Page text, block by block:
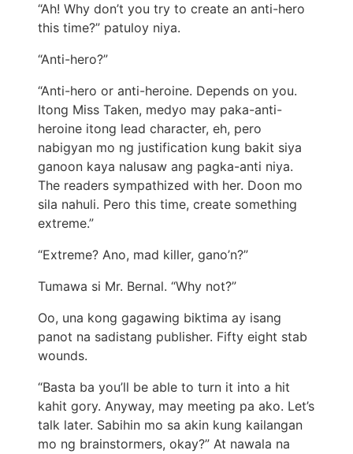
“Ah! Why don’t you try to create an anti-hero
this time?” patuloy niya.
“Anti-hero?”
“Anti-hero or anti-heroine. Depends on you.
Itong Miss Taken, medyo may paka-anti-
heroine itong lead character, eh, pero
nabigyan mo ng justification kung bakit siya
ganoon kaya nalusaw ang pagka-anti niya.
The readers sympathized with her. Doon mo
sila nahuli. Pero this time, create something
extreme.”
“Extreme? Ano, mad killer, gano’n?”
Tumawa si Mr. Bernal. “Why not?”
Oo, una kong gagawing biktima ay isang
panot na sadistang publisher. Fifty eight stab
wounds.
“Basta ba you’ll be able to turn it into a hit
kahit gory. Anyway, may meeting pa ako. Let’s
talk later. Sabihin mo sa akin kung kailangan
mo ng brainstormers, okay?” At nawala na